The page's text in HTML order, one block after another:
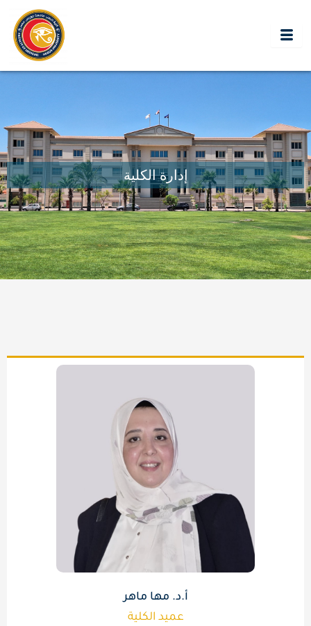
المحتوى
إدارة الكلية
أ.د. مها ماهر
عميد الكلية